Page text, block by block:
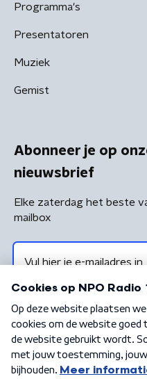
Programma's
Presentatoren
Muziek
Gemist
Abonneer je op
nieuwsbrief
Elke zaterdag het beste
mailbox
Algemene voorwaarden